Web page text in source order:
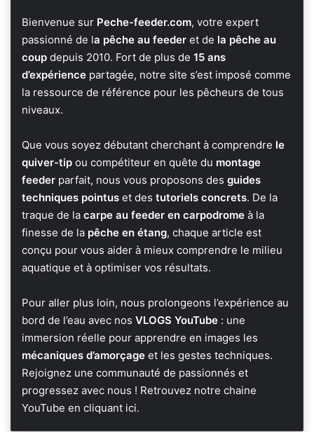
Bienvenue sur Peche-feeder.com, votre expert
passionné de la pêche au feeder et de la pêche au
coup depuis 2010. Fort de plus de 15 ans
d’expérience partagée, notre site s’est imposé comme
la ressource de référence pour les pêcheurs de tous
niveaux.
Que vous soyez débutant cherchant à comprendre le
quiver-tip ou compétiteur en quête du montage
feeder parfait, nous vous proposons des guides
techniques pointus et des tutoriels concrets. De la
traque de la carpe au feeder en carpodrome à la
finesse de la pêche en étang, chaque article est
conçu pour vous aider à mieux comprendre le milieu
aquatique et à optimiser vos résultats.
Pour aller plus loin, nous prolongeons l’expérience au
bord de l’eau avec nos VLOGS YouTube : une
immersion réelle pour apprendre en images les
mécaniques d’amorçage et les gestes techniques.
Rejoignez une communauté de passionnés et
progressez avec nous ! Retrouvez notre chaine
YouTube en cliquant ici.